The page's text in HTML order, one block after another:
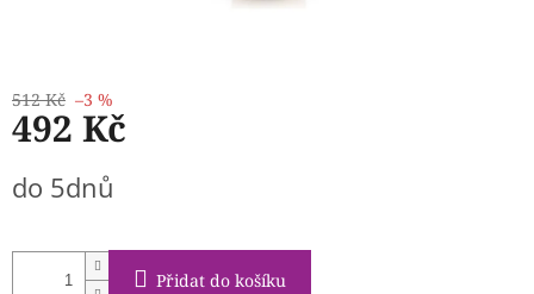
512 Kč –3 %
492 Kč
cena:
do 5dnů
Přidat do košíku